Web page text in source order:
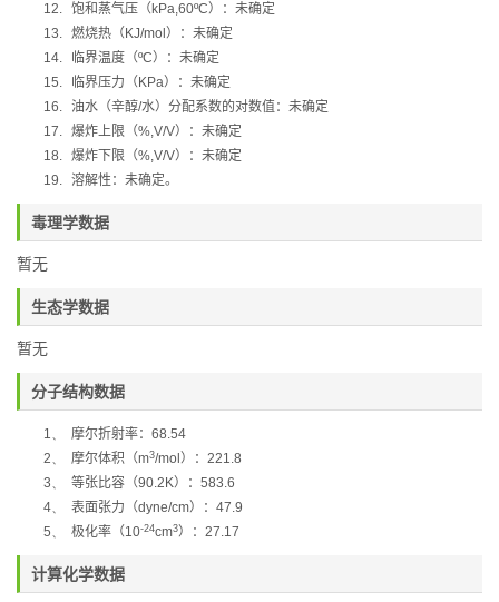
12. 饱和蒸气压（ kPa,60ºC）：未确定
13. 燃烧热（ KJ/mol ）：未确定
14.
临界温度（ºC）：未确定
15.
临界压力（ KPa）：未确定
16. 油水（辛醇/水）分配系数的对数值：未确定
17. 爆炸上限（%,V/V）：未确定
18. 爆炸下限（%,V/V）：未确定
19. 溶解性：未确定。
毒理学数据
暂无
生态学数据
暂无
分子结构数据
1、 摩尔折射率： 68.54
2、
摩尔体积（m3/mol ）： 221.8
3、
等张比容（90.2K）： 583.6
4、
表面张力（dyne/cm）： 47.9
5、
极化率 （10-24cm3）： 27.17
计算化学数据